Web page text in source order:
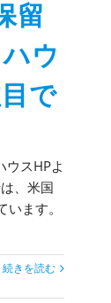
留
ウ
で
スHPよ
、米国
ます。
続きを読む